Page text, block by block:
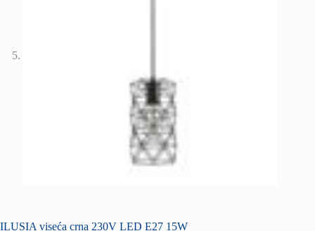
ILUSIA viseća crna 230V LED E27 15W